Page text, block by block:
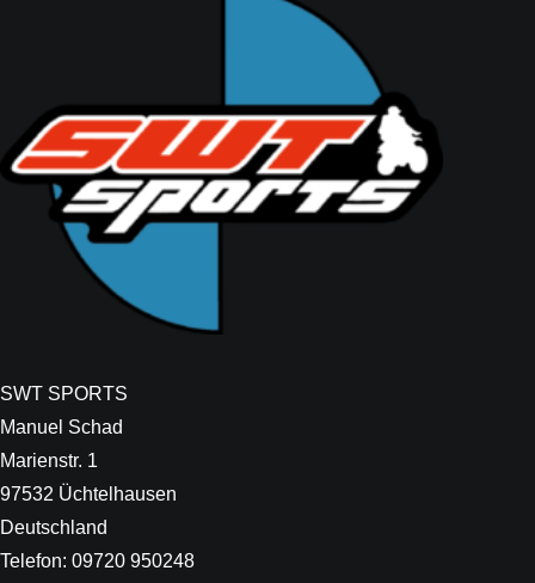
SWT SPORTS
Manuel Schad
Marienstr. 1
97532 Üchtelhausen
Deutschland
Telefon: 09720 950248